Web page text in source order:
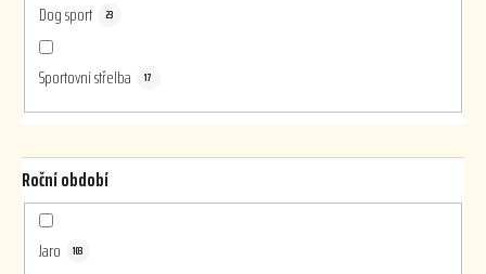
Dog sport 23
Sportovní střelba 17
Roční období
Jaro 103